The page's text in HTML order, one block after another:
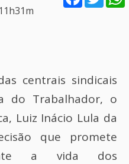
centrais sindicais
do Trabalhador, o
Luiz Inácio Lula da
que promete
a vida dos